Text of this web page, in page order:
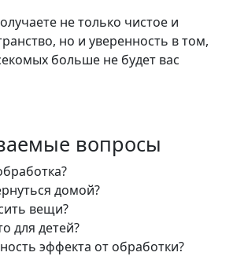
не только чистое и
но и уверенность в том,
больше не будет вас
вопросы
домой?
вещи?
для детей?
эффекта от обработки?